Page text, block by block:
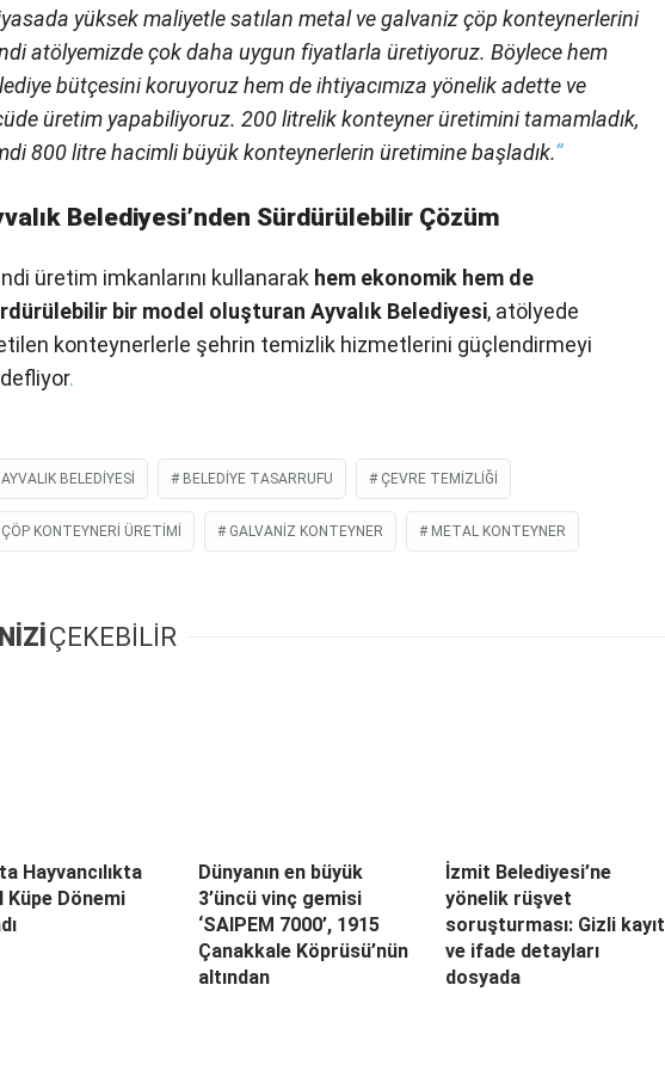
yüksek maliyetle satılan metal ve galvaniz çöp konteynerlerini
atölyemizde çok daha uygun fiyatlarla üretiyoruz. Böylece hem
bütçesini koruyoruz hem de ihtiyacımıza yönelik adette ve
üretim yapabiliyoruz. 200 litrelik konteyner üretimini tamamladık,
800 litre hacimli büyük konteynerlerin üretimine başladık.“
Belediyesi’nden Sürdürülebilir Çözüm
üretim imkanlarını kullanarak hem ekonomik hem de
bir model oluşturan Ayvalık Belediyesi, atölyede
konteynerlerle şehrin temizlik hizmetlerini güçlendirmeyi
.
AYVALIK BELEDIYESI BELEDIYE TASARRUFU ÇEVRE TEMIZLIĞI
ÇÖP KONTEYNERI ÜRETIMI GALVANIZ KONTEYNER METAL KONTEYNER
ÇEKEBİLİR
Hayvancılıkta
Küpe Dönemi
Dünyanın en büyük
3’üncü vinç gemisi
‘SAIPEM 7000’, 1915
Çanakkale Köprüsü’nün
altından
İzmit Belediyesi’ne
yönelik rüşvet
soruşturması: Gizli kayıt
ve ifade detayları
dosyada